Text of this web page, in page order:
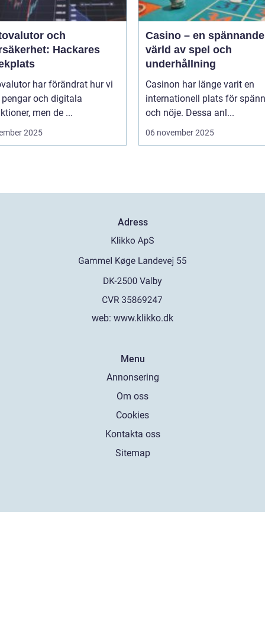
och
Hackares
har förändrat hur vi
pengar och digitala
men de ...
2025
Casino – en spännande
värld av spel och
underhållning
Casinon har länge varit en
internationell plats för
och nöje. Dessa anl...
06 november 2025
Adress
web: www.klikko.dk
Menu
Annonsering
Om oss
Cookies
Kontakta oss
Sitemap